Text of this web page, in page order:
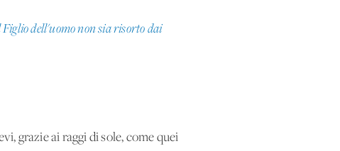
Figlio dell'uomo non sia risorto dai
grazie ai raggi di sole, come quei